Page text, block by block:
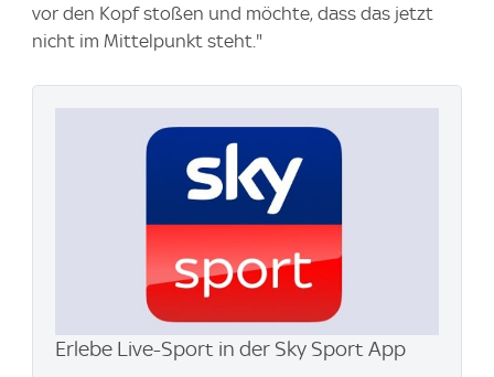
vor den Kopf stoßen und möchte, dass das jetzt
nicht im Mittelpunkt steht."
Erlebe Live-Sport in der Sky Sport App